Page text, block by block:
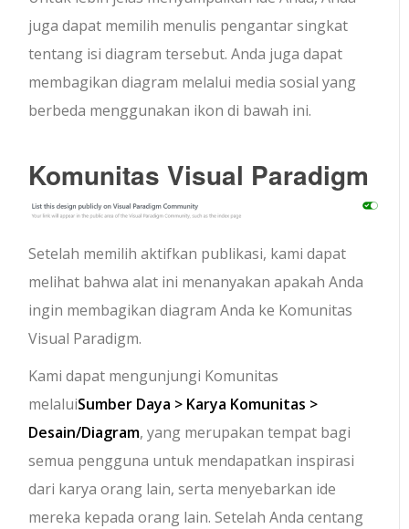
juga dapat memilih menulis pengantar singkat
tentang isi diagram tersebut. Anda juga dapat
membagikan diagram melalui media sosial yang
berbeda menggunakan ikon di bawah ini.
Komunitas Visual Paradigm
Setelah memilih aktifkan publikasi, kami dapat
melihat bahwa alat ini menanyakan apakah Anda
ingin membagikan diagram Anda ke Komunitas
Visual Paradigm.
Kami dapat mengunjungi Komunitas
melaluiSumber Daya > Karya Komunitas >
Desain/Diagram, yang merupakan tempat bagi
semua pengguna untuk mendapatkan inspirasi
dari karya orang lain, serta menyebarkan ide
mereka kepada orang lain. Setelah Anda centang